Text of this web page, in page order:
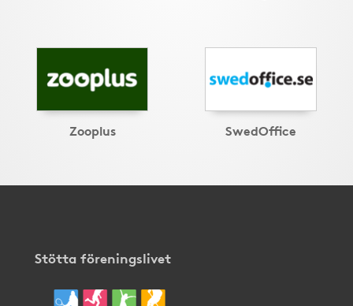
Zooplus SwedOffice
Stötta föreningslivet